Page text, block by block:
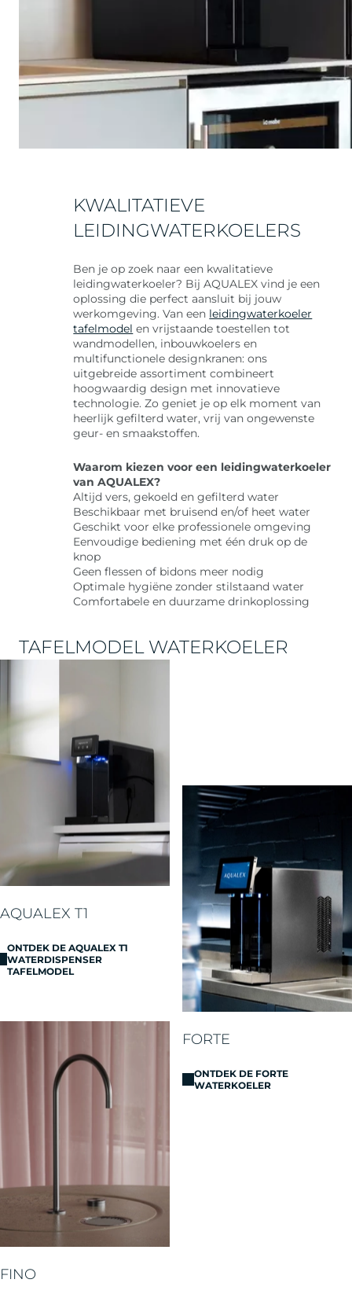
KWALITATIEVE
LEIDINGWATERKOELERS
Ben je op zoek naar een kwalitatieve
leidingwaterkoeler? Bij AQUALEX vind je een
oplossing die perfect aansluit bij jouw
werkomgeving. Van een leidingwaterkoeler
tafelmodel en vrijstaande toestellen tot
wandmodellen, inbouwkoelers en
multifunctionele designkranen: ons
uitgebreide assortiment combineert
hoogwaardig design met innovatieve
technologie. Zo geniet je op elk moment van
heerlijk gefilterd water, vrij van ongewenste
geur- en smaakstoffen.
Waarom kiezen voor een leidingwaterkoeler
van AQUALEX?
Altijd vers, gekoeld en gefilterd water
Beschikbaar met bruisend en/of heet water
Geschikt voor elke professionele omgeving
Eenvoudige bediening met één druk op de
knop
Geen flessen of bidons meer nodig
Optimale hygiëne zonder stilstaand water
Comfortabele en duurzame drinkoplossing
TAFELMODEL WATERKOELER
AQUALEX T1
ONTDEK DE AQUALEX T1
WATERDISPENSER
TAFELMODEL
FORTE
ONTDEK DE FORTE
WATERKOELER
FINO